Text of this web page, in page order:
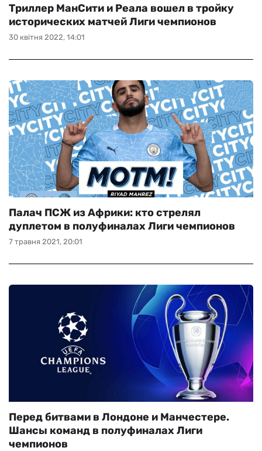
30 квітня 2022, 14:01
Триллер МанСити и Реала вошел в тройку
исторических матчей Лиги чемпионов
7 травня 2021, 20:01
Палач ПСЖ из Африки: кто стрелял
дуплетом в полуфиналах Лиги чемпионов
Перед битвами в Лондоне и Манчестере.
Шансы команд в полуфиналах Лиги
чемпионов